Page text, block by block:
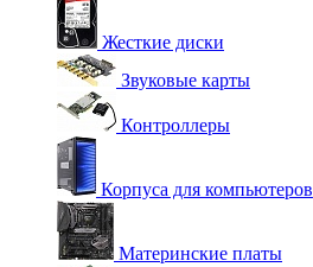
Жесткие диски
Звуковые карты
Контроллеры
Корпуса для компьютеров
Материнские платы